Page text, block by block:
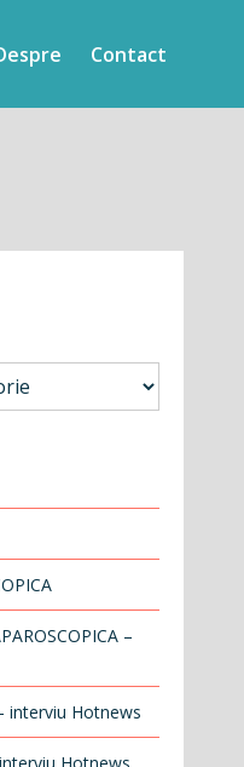
Contact
–
interviu Hotnews
Hotnews